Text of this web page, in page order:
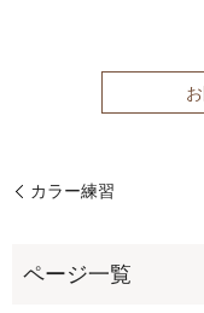
カラー練習